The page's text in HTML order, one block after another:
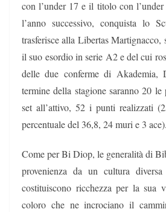
con l’under 17 e il titolo con
l’anno successivo, conquista lo
trasferisce alla Libertas Martignacco,
il suo esordio in serie A2 e del cui
delle due conferme di Akademia,
termine della stagione saranno 20 le
set all’attivo, 52 i punti realizzati
percentuale del 36,8, 24 muri e 3 ace).
Come per Bi Diop, le generalità di
provenienza da un cultura
costituiscono ricchezza per la sua
coloro che ne incrociano il